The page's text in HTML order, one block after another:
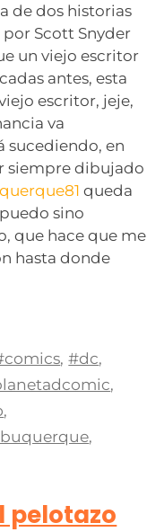
de dos historias
por Scott Snyder
un viejo escritor
antes, esta
escritor, jeje,
va
sucediendo, en
siempre dibujado
queda
sino
que hace que me
hasta donde
,#dc,
,
,
,
pelotazo